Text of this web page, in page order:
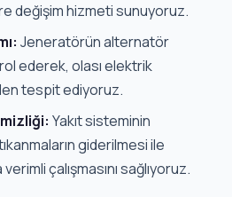
değişim hizmeti sunuyoruz.
Jeneratörün alternatör
ederek, olası elektrik
tespit ediyoruz.
Yakıt sisteminin
giderilmesi ile
çalışmasını sağlıyoruz.